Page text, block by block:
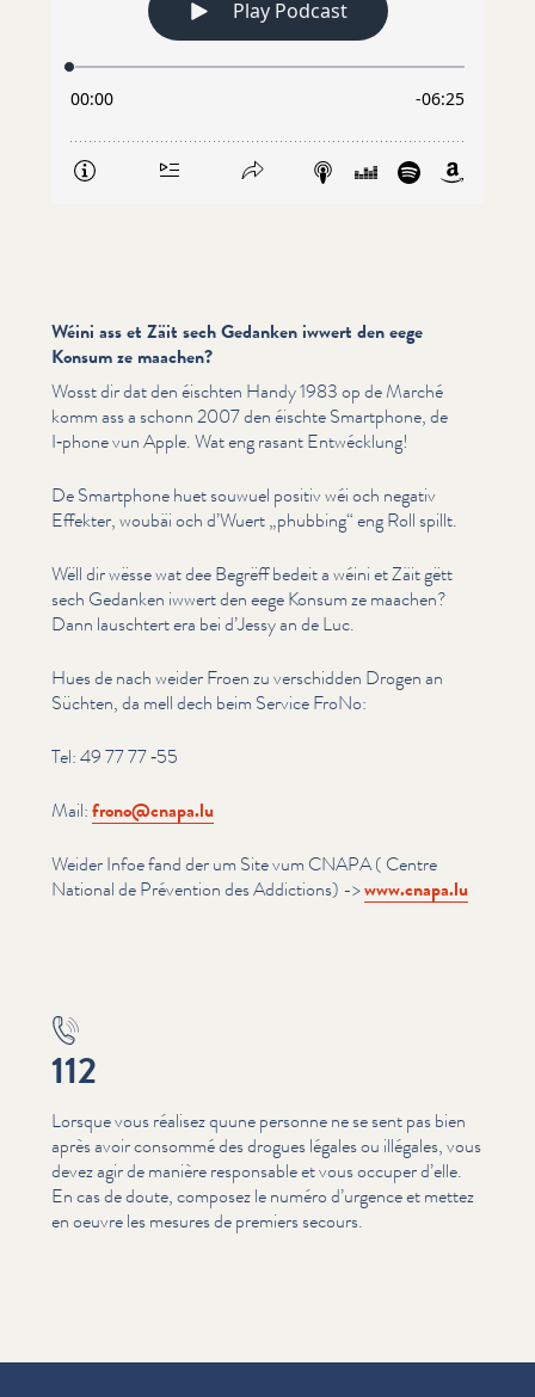
Wéini ass et Zäit sech Gedanken iwwert den eege
Konsum ze maachen?
Wosst dir dat den éischten Handy 1983 op de Marché
komm ass a schonn 2007 den éischte Smartphone, de
I‑phone vun Apple. Wat eng rasant Entwécklung!
De Smartphone huet souwuel positiv wéi och negativ
Effekter, woubäi och d’Wuert„phubbing“ eng Roll spillt.
Wëll dir wësse wat dee Begrëff bedeit a wéini et Zäit gëtt
sech Gedanken iwwert den eege Konsum ze maachen?
Dann lauschtert era bei d’Jessy an de Luc.
Hues de nach weider Froen zu verschidden Drogen an
Süchten, da mell dech beim Service FroNo:
Tel: 49 77 77 ‑55
Mail:frono@​cnapa.​lu
Weider Infoe fand der um Site vum CNAPA ( Centre
National de Prévention des Addictions) ->www​.cnapa​.lu
112
Lorsque vous réalisez quune personne ne se sent pas bien
après avoir consommé des drogues légales ou illégales, vous
devez agir de manière responsable et vous occuper d’elle.
En cas de doute, composez le numéro d’urgence et mettez
en oeuvre les mesures de premiers secours.